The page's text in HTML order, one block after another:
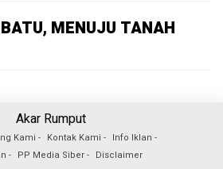
MENUJU TANAH
Kami Kontak Kami
Info Iklan
PP Media Siber Disclaimer